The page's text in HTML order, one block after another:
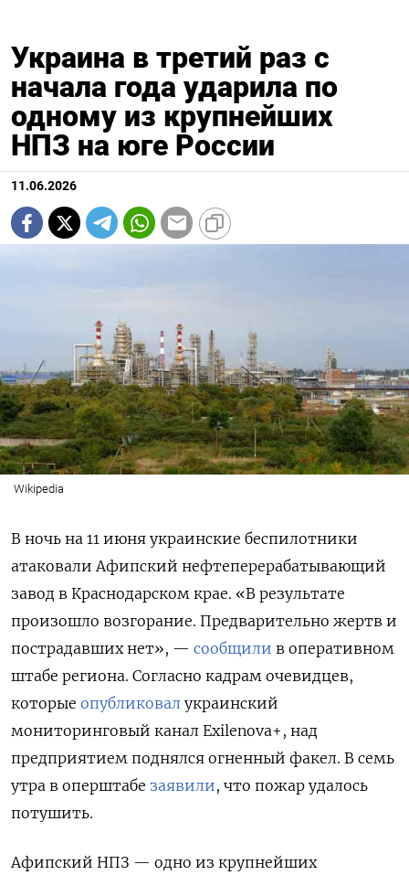
Украина в третий раз с
начала года ударила по
одному из крупнейших
НПЗ на юге России
11.06.2026
Wikipedia
В ночь на 11 июня украинские беспилотники
атаковали Афипский нефтеперерабатывающий
завод в Краснодарском крае. «В результате
произошло возгорание. Предварительно жертв и
пострадавших нет», — сообщили в оперативном
штабе региона. Согласно кадрам очевидцев,
которые опубликовал украинский
мониторинговый канал Exilenova+, над
предприятием поднялся огненный факел. В семь
утра в оперштабе заявили, что пожар удалось
потушить.
Афипский НПЗ — одно из крупнейших